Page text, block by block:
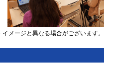
メージと異なる場合がございます。